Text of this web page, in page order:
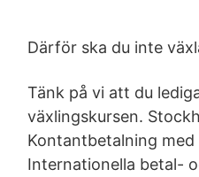
Därför ska du inte
Tänk på vi att du
växlingskursen.
Kontantbetalning med
Internationella betal-